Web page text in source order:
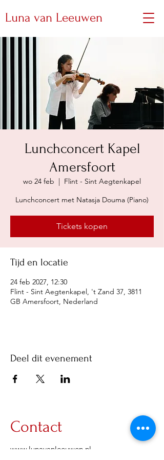
Luna van Leeuwen
Lunchconcert Kapel
Amersfoort
wo 24 feb
  |
Flint - Sint Aegtenkapel
Lunchconcert met Natasja Douma (Piano)
Tickets kopen
Tijd en locatie
24 feb 2027, 12:30
Flint - Sint Aegtenkapel, 't Zand 37, 3811
GB Amersfoort, Nederland
Deel dit evenement
Contact
www.lunavanleeuwen.nl